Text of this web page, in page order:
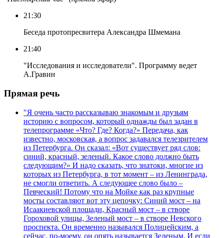
21:30
Беседа протопресвитера Александра Шмемана
21:40
"Исследования и исследователи". Программу ведет
А.Гравин
Прямая речь
"Я очень часто рассказываю знакомым и друзьям
историю с вопросом, который однажды был задан в
телепрограмме «Что? Где? Когда?» Передача, как
известно, московская, а вопрос задавался телезрителем
из Петербурга. Он сказал: «Вот существует ряд слов:
синий, красный, зеленый. Какое слово должно быть
следующим?» И надо сказать, что знатоки, многие из
которых из Петербурга, в тот момент – из Ленинграда,
не смогли ответить. А следующее слово было –
Певческий! Потому что на Мойке как раз крупные
мосты составляют вот эту цепочку: Синий мост – на
Исаакиевской площади, Красный мост – в створе
Гороховой улицы, Зеленый мост – в створе Невского
проспекта. Он временно назывался Полицейским, а
сейчас, по-моему, он опять называется Зеленым. И если